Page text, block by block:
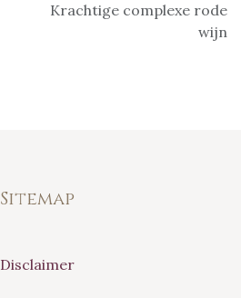
Krachtige complexe rode
wijn
Sitemap
Disclaimer